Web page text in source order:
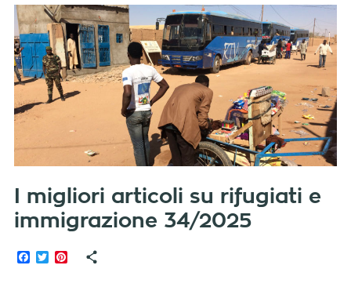
I migliori articoli su rifugiati e
immigrazione 34/2025
Facebook
TwitterPinterest